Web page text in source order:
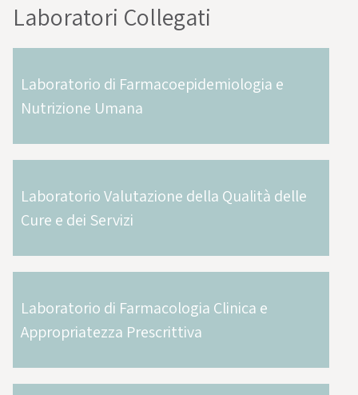
Laboratori Collegati
Laboratorio di Farmacoepidemiologia e
Nutrizione Umana
Laboratorio Valutazione della Qualità delle
Cure e dei Servizi
Laboratorio di Farmacologia Clinica e
Appropriatezza Prescrittiva